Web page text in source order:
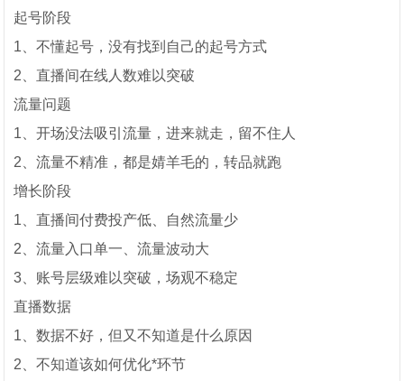
起号阶段
1、不懂起号，没有找到自己的起号方式
2、直播间在线人数难以突破
流量问题
1、开场没法吸引流量，进来就走，留不住人
2、流量不精准，都是婧羊毛的，转品就跑
增长阶段
1、直播间付费投产低、自然流量少
2、流量入口单一、流量波动大
3、账号层级难以突破，场观不稳定
直播数据
1、数据不好，但又不知道是什么原因
2、不知道该如何优化*环节